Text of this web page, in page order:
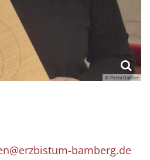
© Petra Daißler
bamberg.de